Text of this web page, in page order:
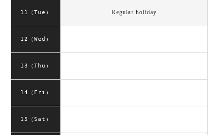
11（Tue） Regular holiday
12（Wed）
13（Thu）
14（Fri）
15（Sat）